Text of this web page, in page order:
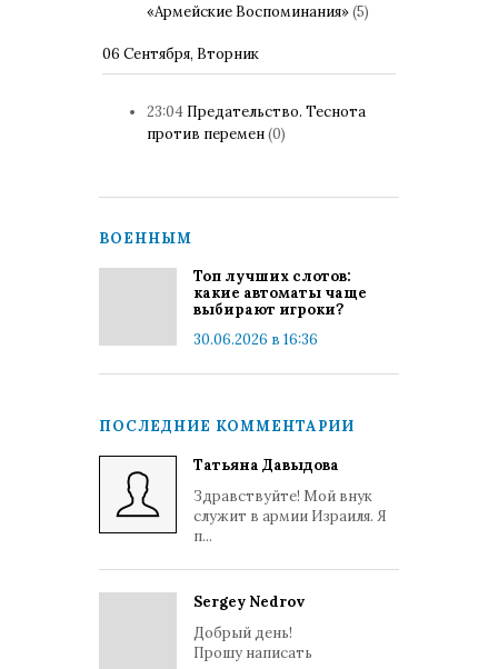
«Армейские Воспоминания»(5)
06 Сентября, Вторник
23:04 Предательство. Теснота
против перемен(0)
ВОЕННЫМ
Топ лучших слотов:
какие автоматы чаще
выбирают игроки?
30.06.2026 в 16:36
ПОСЛЕДНИЕ КОММЕНТАРИИ
Татьяна Давыдова
Здравствуйте! Мой внук
служит в армии Израиля. Я
п...
Sergey Nedrov
Добрый день!
Прошу написать